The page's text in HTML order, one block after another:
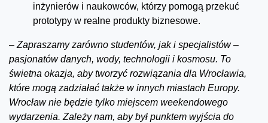
inżynierów i naukowców, którzy pomogą przekuć
prototypy w realne produkty biznesowe.
– Zapraszamy zarówno studentów, jak i specjalistów –
pasjonatów danych, wody, technologii i kosmosu. To
świetna okazja, aby tworzyć rozwiązania dla Wrocławia,
które mogą zadziałać także w innych miastach Europy.
Wrocław nie będzie tylko miejscem weekendowego
wydarzenia. Zależy nam, aby był punktem wyjścia do